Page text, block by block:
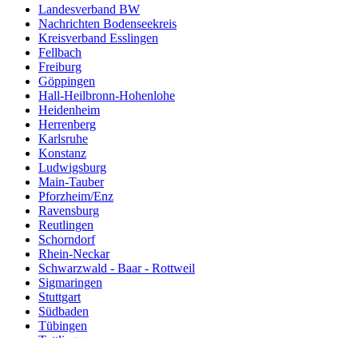
Landesverband BW
Nachrichten Bodenseekreis
Kreisverband Esslingen
Fellbach
Freiburg
Göppingen
Hall-Heilbronn-Hohenlohe
Heidenheim
Herrenberg
Karlsruhe
Konstanz
Ludwigsburg
Main-Tauber
Pforzheim/Enz
Ravensburg
Reutlingen
Schorndorf
Rhein-Neckar
Schwarzwald - Baar - Rottweil
Sigmaringen
Stuttgart
Südbaden
Tübingen